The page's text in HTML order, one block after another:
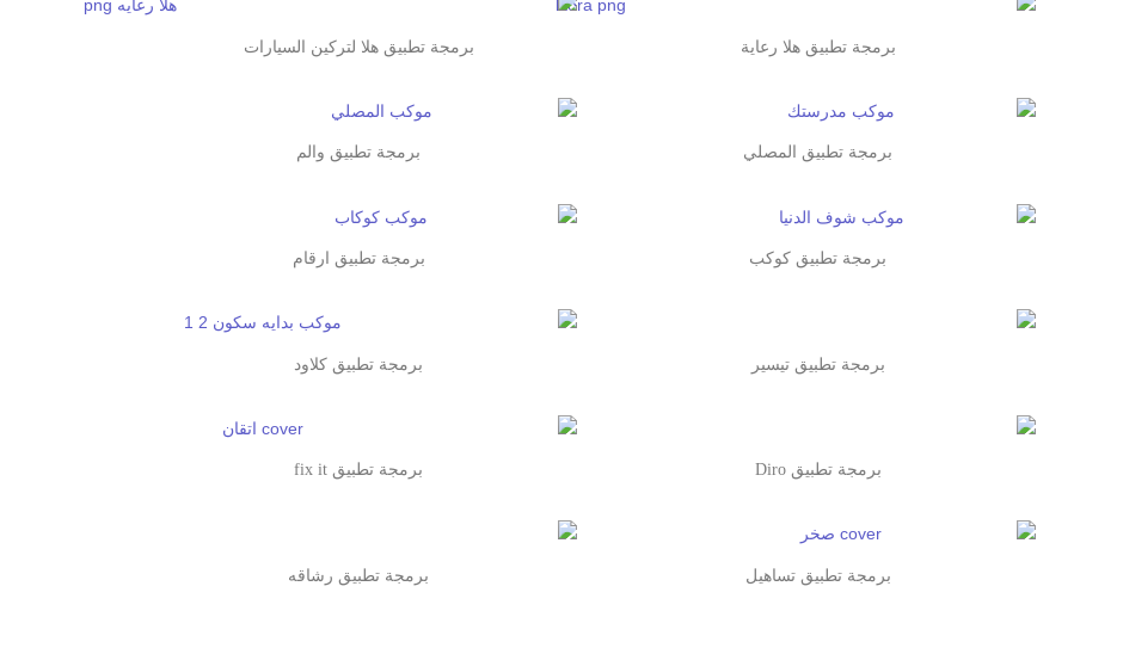
برمجة تطبيق هلا رعاية برمجة تطبيق هلا لتركين السيارات
برمجة تطبيق المصلي برمجة تطبيق والم
برمجة تطبيق كوكب برمجة تطبيق ارقام
برمجة تطبيق تيسير برمجة تطبيق كلاود
برمجة تطبيق Diro برمجة تطبيق fix it
برمجة تطبيق تساهيل برمجة تطبيق رشاقه